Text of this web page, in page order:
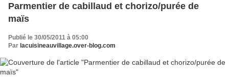
Parmentier de cabillaud et chorizo/purée de
maïs
Publié le 30/05/2011 à 05:00
Par lacuisineauvillage.over-blog.com